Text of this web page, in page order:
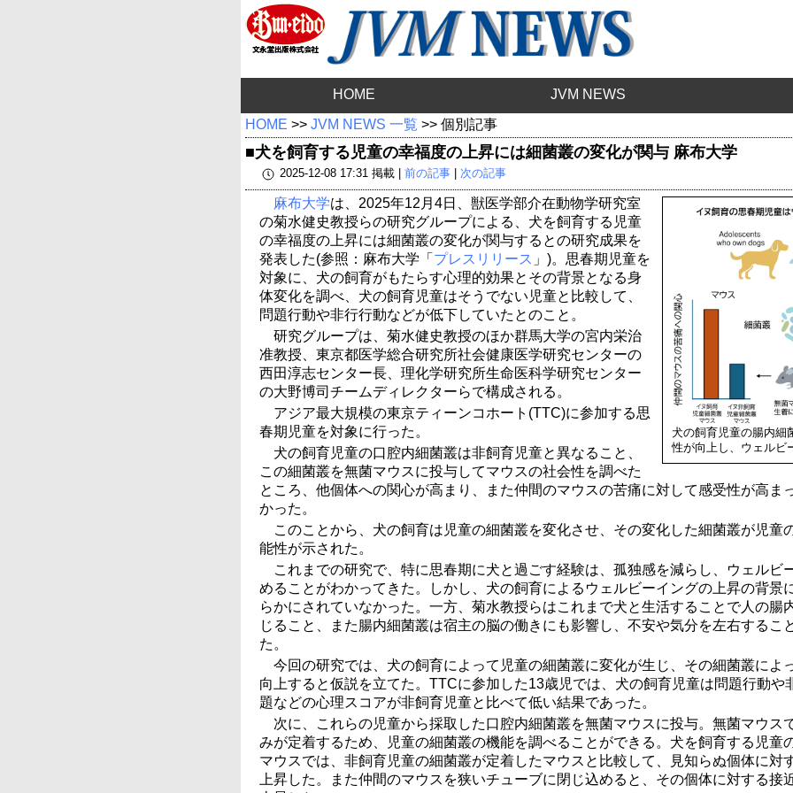
HOME JVM NEWS
HOME >> JVM NEWS 一覧 >> 個別記事
■犬を飼育する児童の幸福度の上昇には細菌叢の変化が関与 麻布大学
2025-12-08 17:31 掲載 | 前の記事| 次の記事
犬の飼育児童の腸内細
性が向上し、ウェルビ
麻布大学は、2025年12月4日、獣医学部介在動物学研究室
の菊水健史教授らの研究グループによる、犬を飼育する児童
の幸福度の上昇には細菌叢の変化が関与するとの研究成果を
発表した(参照：麻布大学「 プレスリリース 」)。思春期児童を
対象に、犬の飼育がもたらす心理的効果とその背景となる身
体変化を調べ、犬の飼育児童はそうでない児童と比較して、
問題行動や非行行動などが低下していたとのこと。
研究グループは、菊水健史教授のほか群馬大学の宮内栄治
准教授、東京都医学総合研究所社会健康医学研究センターの
西田淳志センター長、理化学研究所生命医科学研究センター
の大野博司チームディレクターらで構成される。
アジア最大規模の東京ティーンコホート(TTC)に参加する思
春期児童を対象に行った。
犬の飼育児童の口腔内細菌叢は非飼育児童と異なること、
この細菌叢を無菌マウスに投与してマウスの社会性を調べた
ところ、他個体への関心が高まり、また仲間のマウスの苦痛に対して感受性が高ま
かった。
このことから、犬の飼育は児童の細菌叢を変化させ、その変化した細菌叢が児童
能性が示された。
これまでの研究で、特に思春期に犬と過ごす経験は、孤独感を減らし、ウェルビ
めることがわかってきた。しかし、犬の飼育によるウェルビーイングの上昇の背景
らかにされていなかった。一方、菊水教授らはこれまで犬と生活することで人の腸
じること、また腸内細菌叢は宿主の脳の働きにも影響し、不安や気分を左右するこ
た。
今回の研究では、犬の飼育によって児童の細菌叢に変化が生じ、その細菌叢によ
向上すると仮説を立てた。TTCに参加した13歳児では、犬の飼育児童は問題行動や
題などの心理スコアが非飼育児童と比べて低い結果であった。
次に、これらの児童から採取した口腔内細菌叢を無菌マウスに投与。無菌マウス
みが定着するため、児童の細菌叢の機能を調べることができる。犬を飼育する児童
マウスでは、非飼育児童の細菌叢が定着したマウスと比較して、見知らぬ個体に対
上昇した。また仲間のマウスを狭いチューブに閉じ込めると、その個体に対する接